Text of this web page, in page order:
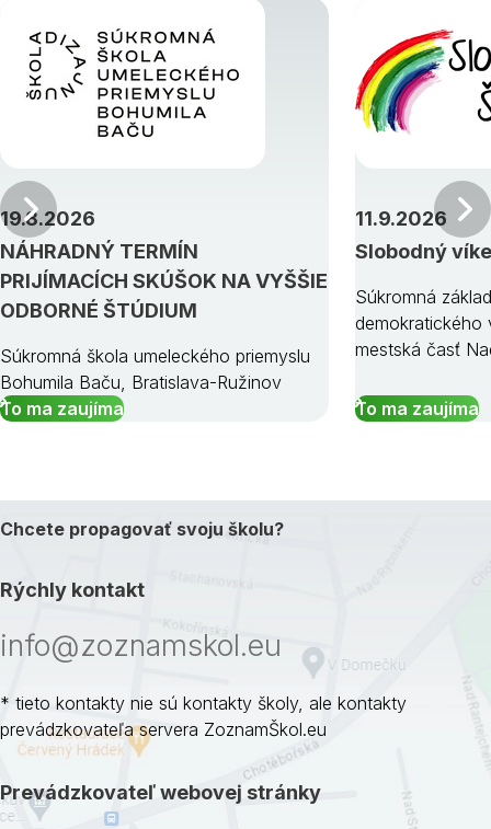
NÁHRADNÝ TERMÍN
PRIJÍMACÍCH SKÚŠOK NA VYŠŠIE
ODBORNÉ ŠTÚDIUM
19.8.2026
Súkromná škola umeleckého priemyslu
Bohumila Baču, Bratislava-Ružinov
To ma zaujíma
Slobodný
11.9.2026
Súkromná
demokratického
mestská časť
To ma zaujíma
Predchádzajúci
Chcete propagovať svoju školu?
Rýchly kontakt
info@zoznamskol.eu
* tieto kontakty nie sú kontakty školy, ale kontakty
prevádzkovateľa servera ZoznamŠkol.eu
Prevádzkovateľ webovej stránky